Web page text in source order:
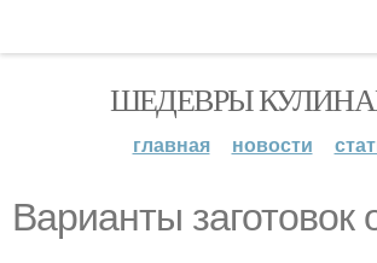
ШЕДЕВРЫ
главная новости
Варианты заготовок